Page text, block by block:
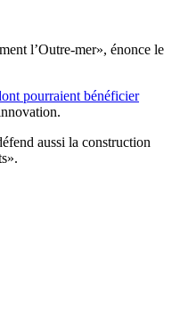
l’Outre-mer», énonce le
pourraient bénéficier
aussi la construction